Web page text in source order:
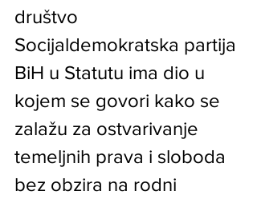
društvo
Socijaldemokratska partija
BiH u Statutu ima dio u
kojem se govori kako se
zalažu za ostvarivanje
temeljnih prava i sloboda
bez obzira na rodni